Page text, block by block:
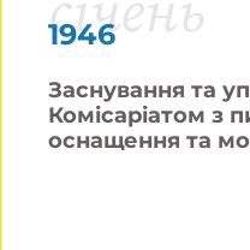
1946
Заснування та
Комісаріатом з
оснащення та